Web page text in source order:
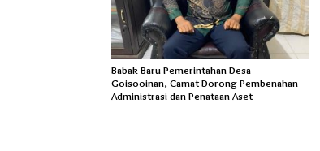
Babak Baru Pemerintahan Desa
Goisooinan, Camat Dorong Pembenahan
Administrasi dan Penataan Aset